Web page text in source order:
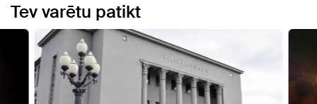
Tev varētu patikt